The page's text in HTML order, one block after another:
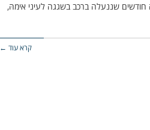
שננעלה ברכב בשגגה לעיני אימהּ,
קרא עוד ←